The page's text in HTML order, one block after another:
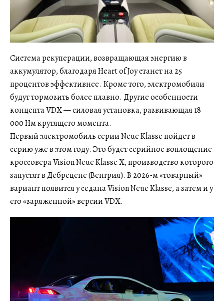
Система рекуперации, возвращающая энергию в
аккумулятор, благодаря Heart of Joy станет на 25
процентов эффективнее. Кроме того, электромобили
будут тормозить более плавно. Другие особенности
концепта VDX — силовая установка, развивающая 18
000 Нм крутящего момента.
Первый электромобиль серии Neue Klasse пойдет в
серию уже в этом году. Это будет серийное воплощение
кроссовера Vision Neue Klasse X, производство которого
запустят в Дебрецене (Венгрия). В 2026-м «товарный»
вариант появится у седана Vision Neue Klasse, а затем и у
его «заряженной» версии VDX.